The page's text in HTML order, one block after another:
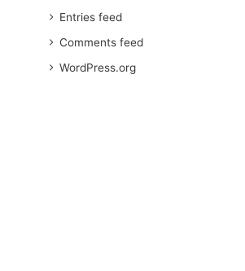
Entries feed
Comments feed
WordPress.org